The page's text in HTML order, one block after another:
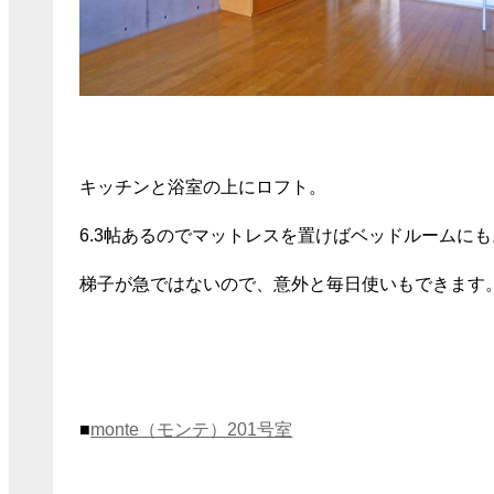
キッチンと浴室の上にロフト。
6.3帖あるのでマットレスを置けばベッドルームに
梯子が急ではないので、意外と毎日使いもできます
■monte（モンテ）201号室